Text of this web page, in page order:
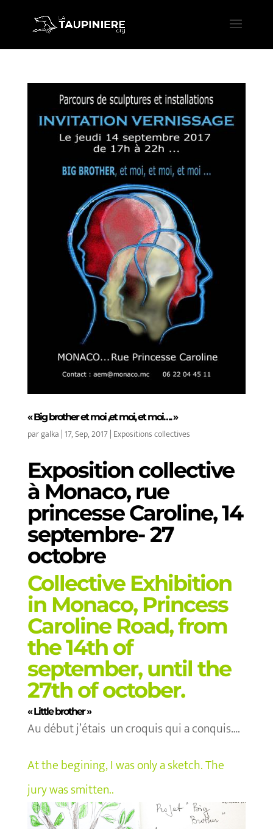
« Big brother et moi ,et moi, et moi…. »
pargalka | 17, Sep, 2017| Expositions collectives
Exposition collective
à Monaco, rue
princesse Caroline, 14
septembre- 27
octobre
Collective Exhibition
in Monaco, Princess
Caroline Road, from
the 14th of
september, until the
27th of october.
« Little brother »
Au début j’étais un croquis qui a conquis….
At the begining, I was only a sketch. The
jury was smitten..